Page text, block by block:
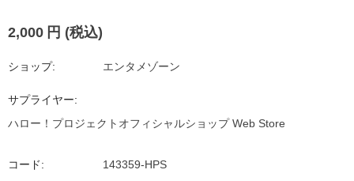
2,000 円 (税込)
ショップ: エンタメゾーン
サプライヤー:
ハロー！プロジェクトオフィシャルショップ Web Store
コード:
143359-HPS